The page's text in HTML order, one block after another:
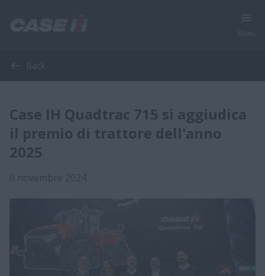
Back
Case IH Quadtrac 715 si aggiudica
il premio di trattore dell'anno
2025